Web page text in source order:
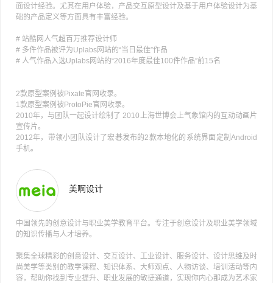
面设计经验。尤其在用户体验，产品交互原型设计及基于用户体验设计为基
础的产品定义等方面具有丰富经验。
# 站酷网人气超百万推荐设计师
# 多件作品被评为Uplabs网站的“当日最佳”作品
# 人气作品入选Uplabs网站的“2016年度最佳100件作品”前15名
2款原型案例被Pixate官网收录。
1款原型案例被ProtoPie官网收录。
2010年，与团队一起设计绘制了 2010上海世博会上气象馆内的互动动画片
宣传片。
2012年，带领小团队设计了宏碁发布的2款本地化的系统界面定制Android
手机。
美啊设计
中国领先的创意设计与职业美学教育平台。专注于创意设计及职业美学领域
的知识传播与人才培养。
聚集全球精彩的创意设计、交互设计、工业设计、服务设计、设计思维及时
尚美学等类别的教学课程、知识体系、大师观点、人物访谈、培训活动等内
容，帮助你找到专业提升、职业发展的敏捷通道，实现你内心那成为艺术家